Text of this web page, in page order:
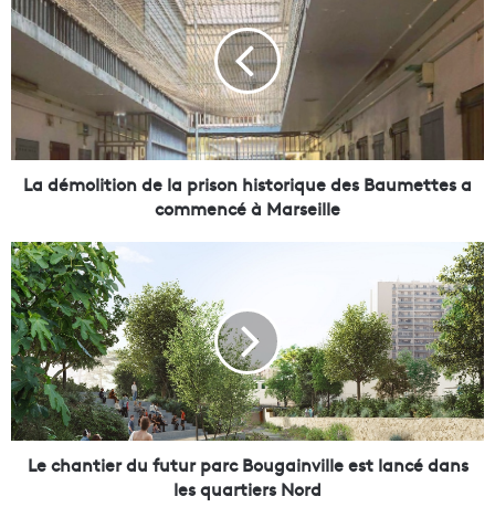
d
o
l
t
d
e
l
a
p
r
i
s
o
La démolition de la prison historique des Baumettes a
commencé à Marseille
L
e
c
h
a
n
t
i
e
Le chantier du futur parc Bougainville est lancé dans
les quartiers Nord